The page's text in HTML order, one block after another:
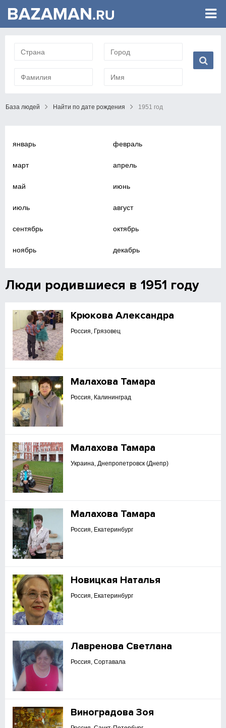
База людей Найти по дате рождения 1951 год
январь февраль
март апрель
май июнь
июль август
сентябрь октябрь
ноябрь декабрь
Люди родившиеся в 1951 году
Крюкова Александра
Россия, Грязовец
Малахова Тамара
Россия, Калининград
Малахова Тамара
Украина, Днепропетровск (Днепр)
Малахова Тамара
Россия, Екатеринбург
Новицкая Наталья
Россия, Екатеринбург
Лавренова Светлана
Россия, Сортавала
Виноградова Зоя